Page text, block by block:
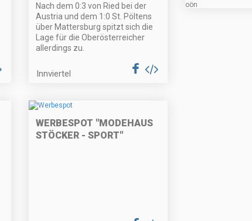
Nach dem 0:3 von Ried bei der
Austria und dem 1:0 St. Pöltens
über Mattersburg spitzt sich die
Lage für die Oberösterreicher
allerdings zu.
Innviertel
WERBESPOT "MODEHAUS
STÖCKER - SPORT"